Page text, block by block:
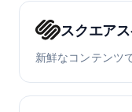
スクエア
新鮮なコンテンツ